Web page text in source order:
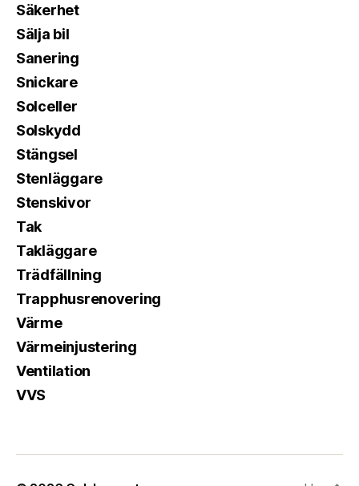
Säkerhet
Sälja bil
Sanering
Snickare
Solceller
Solskydd
Stängsel
Stenläggare
Stenskivor
Tak
Takläggare
Trädfällning
Trapphusrenovering
Värme
Värmeinjustering
Ventilation
VVS